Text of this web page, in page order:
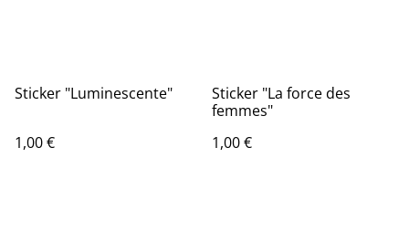
Sticker "Luminescente"
1,00 €
Sticker "La force des
femmes"
1,00 €